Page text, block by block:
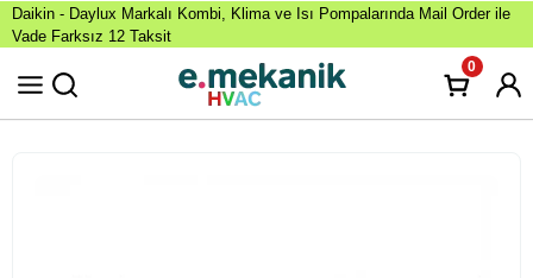
Daikin - Daylux Markalı Kombi, Klima ve Isı Pompalarında Mail Order ile
Vade Farksız 12 Taksit
0